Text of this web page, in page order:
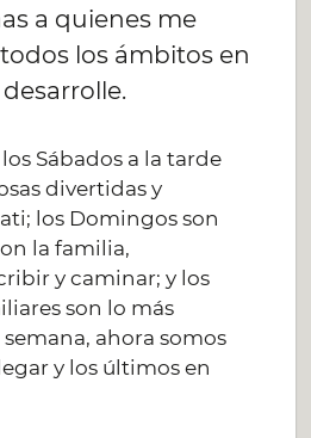
a quienes me
los ámbitos en
Sábados a la tarde
divertidas y
los Domingos son
la familia,
y caminar; y los
son lo más
ahora somos
y los últimos en